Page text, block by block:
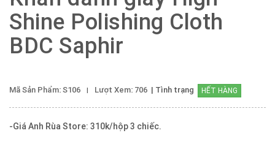
Shine Polishing Cloth
BDC Saphir
Mã Sản Phẩm: S106 Lượt Xem: 706 | Tình trạng HẾT HÀNG
-Giá Anh Rùa Store: 310k/hộp 3 chiếc.